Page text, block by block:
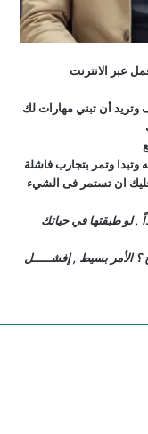
S
عبر الانترنت
أن تبني مهارات لك
وتمر بتجارب فاشلة
ان تستمر فى الشيء
, لو طبقتها في حياتك
؟ الأمر بسيط , إفشـــــل